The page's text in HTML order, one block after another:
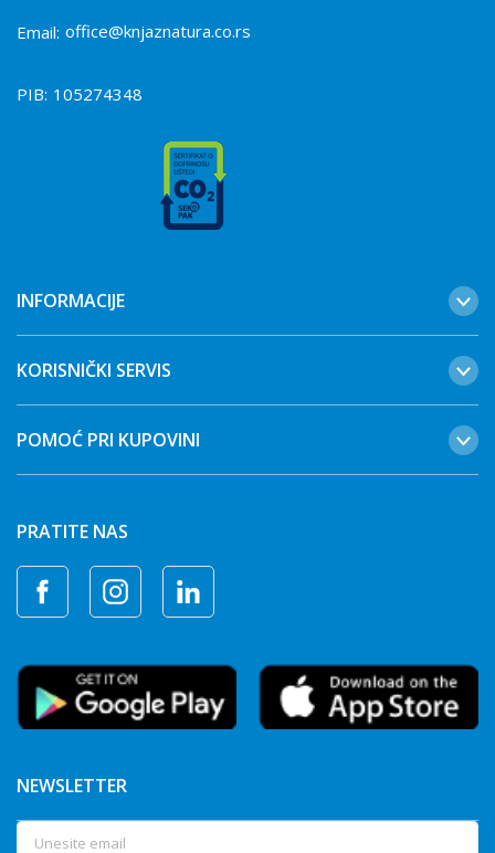
Email: office@knjaznatura.co.rs
PIB: 105274348
INFORMACIJE
KORISNIČKI SERVIS
POMOĆ PRI KUPOVINI
PRATITE NAS
NEWSLETTER